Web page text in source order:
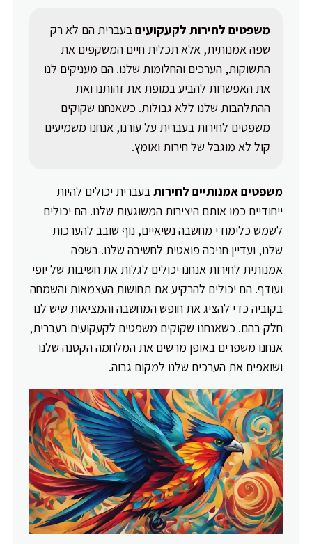
משפטים לחירות לקעקועיםבעברית הם לא רק
שפה אמנותית, אלא תכלית חיים המשקפים את
התשוקות, הערכים והחלומות שלנו. הם מעניקים לנו
את האפשרות להביע במופת את זהותנו ואת
ההתלהבות שלנו ללא גבולות. כשאנחנו שקוקים
משפטים לחירות בעברית על עורנו, אנחנו משמיעים
קול לא מוגבל של חירות ואומץ.
משפטים אמנותיים לחירותבעברית יכולים להיות
ייחודיים כמו אותם היצירות המשוגעות שלנו. הם יכולים
לשמש כלימודי מחשבה נשיאיים, נוף שובב להערכות
שלנו, ועדיין חניכה פואטית לחשיבה שלנו. בשפה
אמנותית לחירות אנחנו יכולים לגלות את חשיבות של יופי
ועודף. הם יכולים להרקיע את תחושות העצמאות והשמחה
בקוביה כדי להציג את חופש המחשבה והמציאות שיש לנו
חלק בהם. כשאנחנו שקוקים משפטים לקעקועים בעברית,
אנחנו משפרים באופן מרשים את המלחמה הקטנה שלנו
ושואפים את הערכים שלנו למקום גבוה.